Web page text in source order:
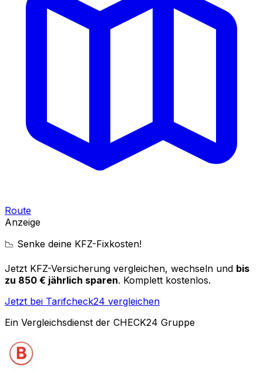
Route
Anzeige
📉 Senke deine KFZ-Fixkosten!
Jetzt KFZ-Versicherung vergleichen, wechseln und bis
zu 850 € jährlich sparen. Komplett kostenlos.
Jetzt bei Tarifcheck24 vergleichen
Ein Vergleichsdienst der CHECK24 Gruppe